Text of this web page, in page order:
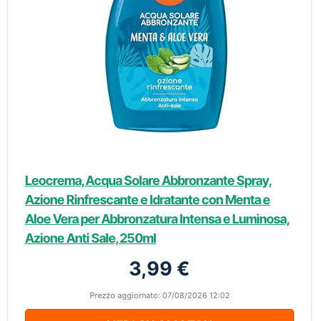
Leocrema, Acqua Solare Abbronzante Spray,
Azione Rinfrescante e Idratante con Menta e
Aloe Vera per Abbronzatura Intensa e Luminosa,
Azione Anti Sale, 250ml
3,99 €
Prezzo aggiornato: 07/08/2026 12:02